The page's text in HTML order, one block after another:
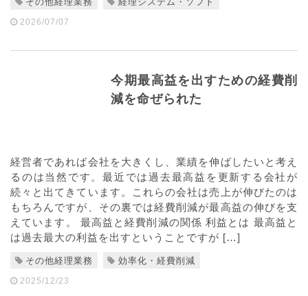
2026/07/07
今期最高益を出すための経費削
減を命ぜられた
経営者であれば会社を大きくし、業績を伸ばしたいと考え
るのは当然です。最近では過去最高益を更新する会社が
続々と出てきています。これらの会社は売上が伸びたのは
もちろんですが、その裏では経費削減が最高益の伸びを支
えています。 最高益と経費削減の関係 利益とは 最高益と
は過去最大の利益を出すということですが […]
その他経理業務 効率化・経費削減
2025/12/23